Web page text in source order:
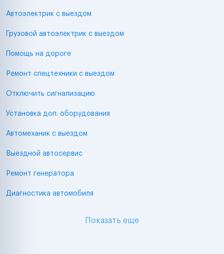
Автоэлектрик с выездом
Грузовой автоэлектрик с выездом
Помощь на дороге
Ремонт спецтехники с выездом
Отключить сигнализацию
Установка доп. оборудования
Автомеханик с выездом
Выездной автосервис
Ремонт генератора
Диагностика автомобиля
Показать еще